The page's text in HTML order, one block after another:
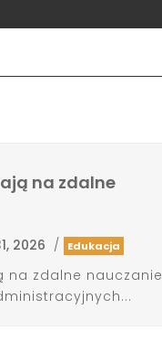
na zdalne
2026 / Edukacja
na zdalne nauczanie